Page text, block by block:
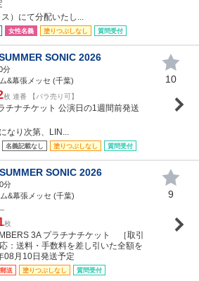
）にて分配いたし...
女性名義 塗りつぶしなし 質問受付
SONIC 2026
分
&幕張メッセ (千葉)
枚 連番 【バラ売り可】
チナチケット 公演日の1週間前発送
なり次第、LIN...
名義記載なし 塗りつぶしなし 質問受付
10
SONIC 2026
分
&幕張メッセ (千葉)
枚
3A プラチナチケット ［取引
：送料・手数料を差し引いた全額を
08月10日発送予定
郵送 塗りつぶしなし 質問受付
9